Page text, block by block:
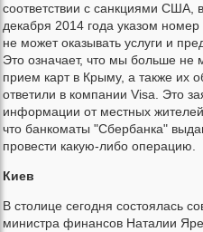
соответствии с санкциями
декабря 2014 года указом
не может оказывать услуги и
Это означает, что мы больше
прием карт в Крыму, а также их
ответили в компании Visa. Это
информации от местных
что банкоматы "Сбербанка"
провести какую-либо операцию.
Киев
В столице сегодня состоялась
министра финансов Наталии